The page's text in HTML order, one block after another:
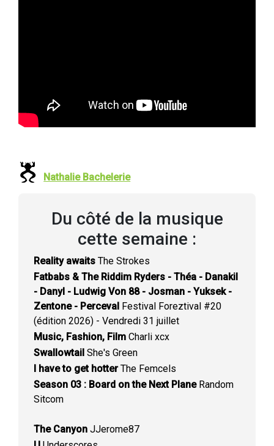
Nathalie Bachelerie
Du côté de la musique
cette semaine :
Reality awaits The Strokes
Fatbabs & The Riddim Ryders - Théa - Danakil
- Danyl - Ludwig Von 88 - Josman - Yuksek -
Zentone - Perceval Festival Foreztival #20
(édition 2026) - Vendredi 31 juillet
Music, Fashion, Film Charli xcx
Swallowtail She's Green
I have to get hotterThe Femcels
Season 03 : Board on the Next PlaneRandom
Sitcom
The Canyon JJerome87